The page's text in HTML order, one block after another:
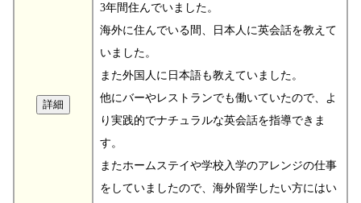
3年間住んでいました。
海外に住んでいる間、日本人に英会話を教えて
いました。
また外国人に日本語も教えていました。
他にバーやレストランでも働いていたので、よ
り実践的でナチュラルな英会話を指導できま
す。
またホームステイや学校入学のアレンジの仕事
をしていましたので、海外留学したい方にはい